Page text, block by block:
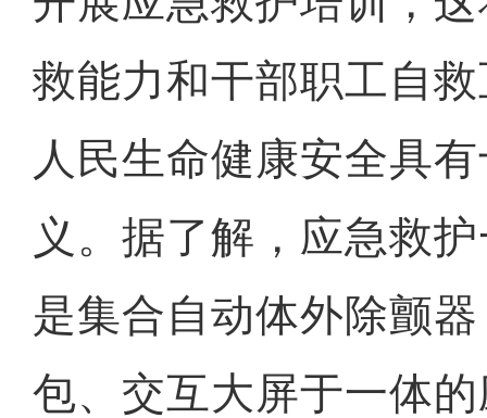
救能力和干部职工自
人民生命健康安全具
义。据了解，应急救
是集合自动体外除颤
包、交互大屏于一体